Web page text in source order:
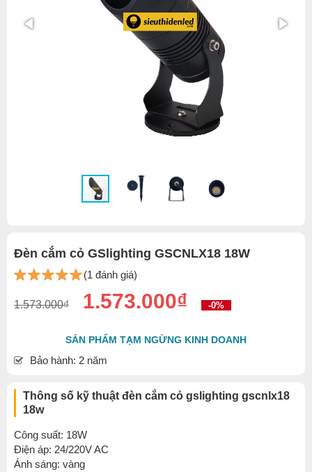
Đèn cắm cỏ GSlighting GSCNLX18 18W
(1 đánh giá)
1.573.000₫ 1.573.000₫ -0%
SẢN PHẨM TẠM NGỪNG KINH DOANH
Bảo hành: 2 năm
Thông số kỹ thuật đèn cắm cỏ gslighting gscnlx18
18w
Công suất: 18W
Điện áp: 24/220V AC
Ánh sáng: vàng